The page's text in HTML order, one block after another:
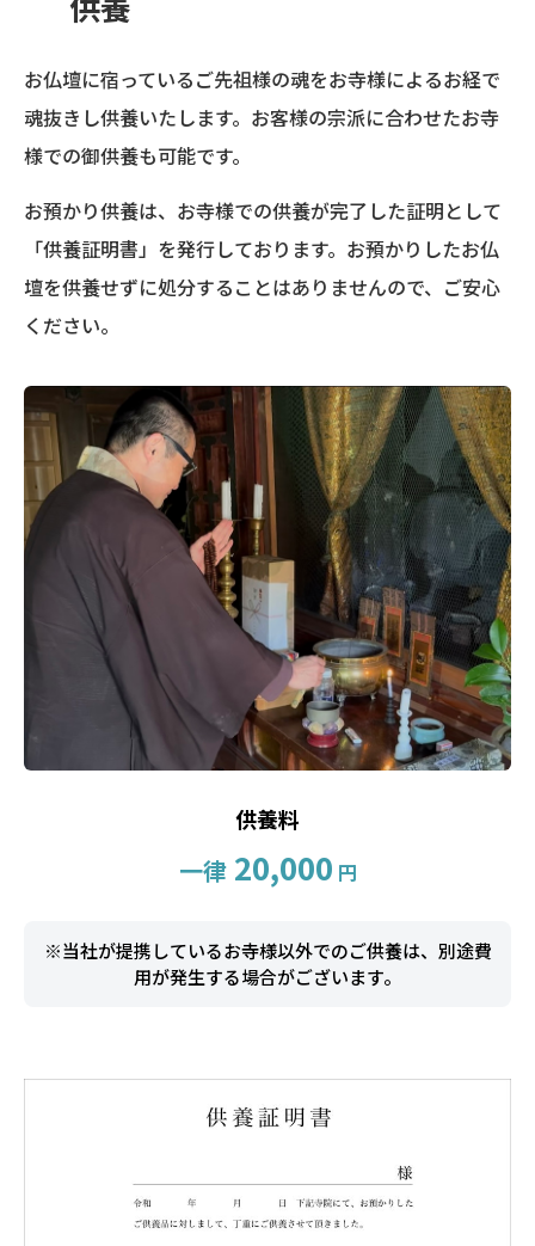
お仏壇に宿っているご先祖様の魂をお寺様によるお経で
魂抜きし供養いたします。お客様の宗派に合わせたお寺
様での御供養も可能です。
お預かり供養は、お寺様での供養が完了した証明として
「供養証明書」を発行しております。お預かりしたお仏
壇を供養せずに処分することはありませんので、ご安心
ください。
供養料
一律 20,000 円
※当社が提携しているお寺様以外でのご供養は、別途費
用が発生する場合がございます。